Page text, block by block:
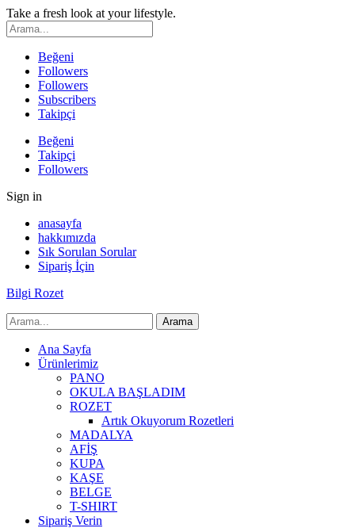
Take a fresh look at your lifestyle.
Beğeni
Followers
Followers
Subscribers
Takipçi
Beğeni
Takipçi
Followers
Sign in
anasayfa
hakkımızda
Sık Sorulan Sorular
Sipariş İçin
Bilgi Rozet
Ana Sayfa
Ürünlerimiz
PANO
OKULA BAŞLADIM
ROZET
Artık Okuyorum Rozetleri
MADALYA
AFİŞ
KUPA
KAŞE
BELGE
T-SHIRT
Sipariş Verin